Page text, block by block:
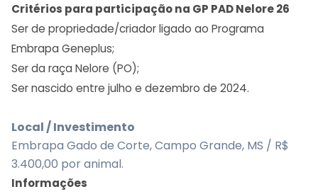
Critérios para participação na GP PAD Nelore 26
Ser de propriedade/criador ligado ao Programa
Embrapa Geneplus;
Ser da raça Nelore (PO);
Ser nascido entre julho e dezembro de 2024.
Local / Investimento
Embrapa Gado de Corte, Campo Grande, MS / R$
3.400,00 por animal.
Informações